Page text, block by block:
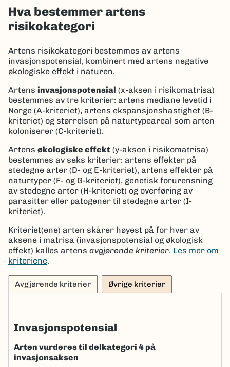
Hva bestemmer artens
risikokategori
Artens risikokategori bestemmes av artens
invasjonspotensial, kombinert med artens negative
økologiske effekt i naturen.
Artens invasjonspotensial (x-aksen i risikomatrisa)
bestemmes av tre kriterier: artens mediane levetid i
Norge (A-kriteriet), artens ekspansjonshastighet (B-
kriteriet) og størrelsen på naturtypeareal som arten
koloniserer (C-kriteriet).
Artens økologiske effekt (y-aksen i risikomatrisa)
bestemmes av seks kriterier: artens effekter på
stedegne arter (D- og E-kriteriet), artens effekter på
naturtyper (F- og G-kriteriet), genetisk forurensning
av stedegne arter (H-kriteriet) og overføring av
parasitter eller patogener til stedegne arter (I-
kriteriet).
Kriteriet(ene) arten skårer høyest på for hver av
aksene i matrisa (invasjonspotensial og økologisk
effekt) kalles artens avgjørende kriterier. Les mer om
kriteriene.
Avgjørende kriterier Øvrige kriterier
Invasjonspotensial
Arten vurderes til delkategori 4 på
invasjonsaksen